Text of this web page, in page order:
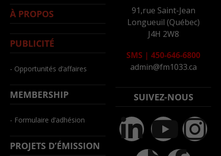
À PROPOS
PUBLICITÉ
- Opportunités d’affaires
MEMBERSHIP
- Formulaire d’adhésion
PROJETS D’ÉMISSION
91,rue Saint-Jean
Longueuil (Québec)
J4H 2W8
SMS | 450-646-6800
admin@fm1033.ca
SUIVEZ-NOUS